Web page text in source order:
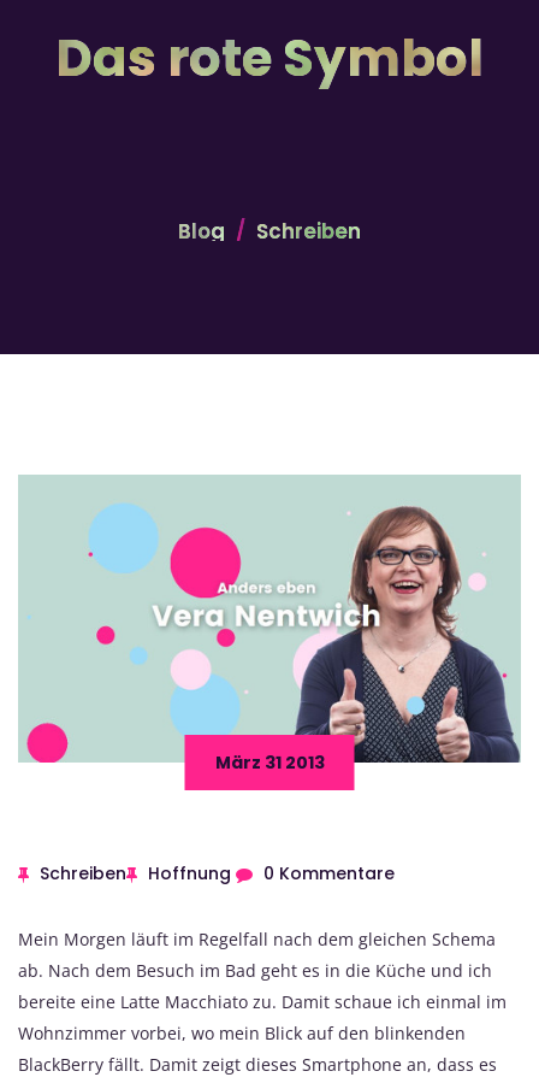
Das rote Symbol
Blog Schreiben
März 31 2013
Schreiben Hoffnung 0 Kommentare
Mein Morgen läuft im Regelfall nach dem gleichen Schema
ab. Nach dem Besuch im Bad geht es in die Küche und ich
bereite eine Latte Macchiato zu. Damit schaue ich einmal im
Wohnzimmer vorbei, wo mein Blick auf den blinkenden
BlackBerry fällt. Damit zeigt dieses Smartphone an, dass es